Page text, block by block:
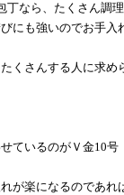
丁なら、たくさん調
にも強いのでお手入
くさんする人に求め
ているのがＶ金10号
が楽になるのであれ